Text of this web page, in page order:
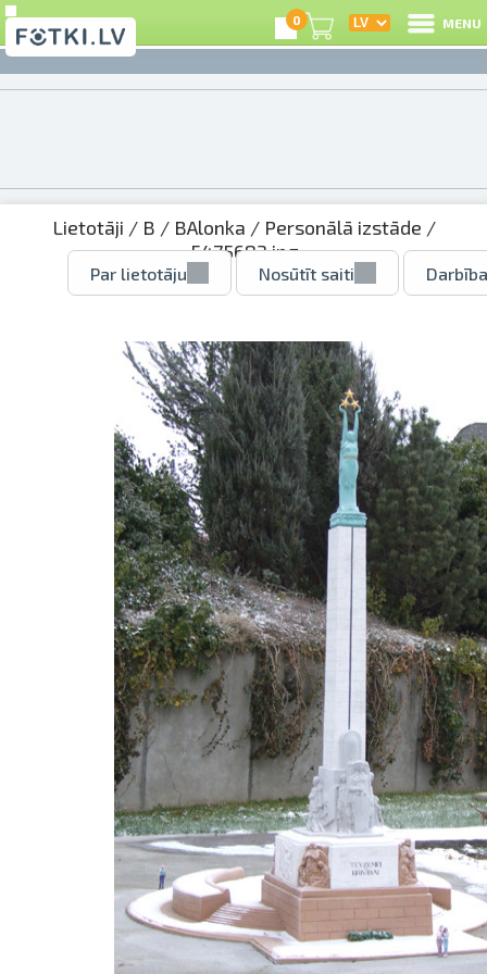
0 MENU
Lietotāji / B / BAlonka / Personālā izstāde /
5475683.jpg
Par lietotāju Nosūtīt saiti